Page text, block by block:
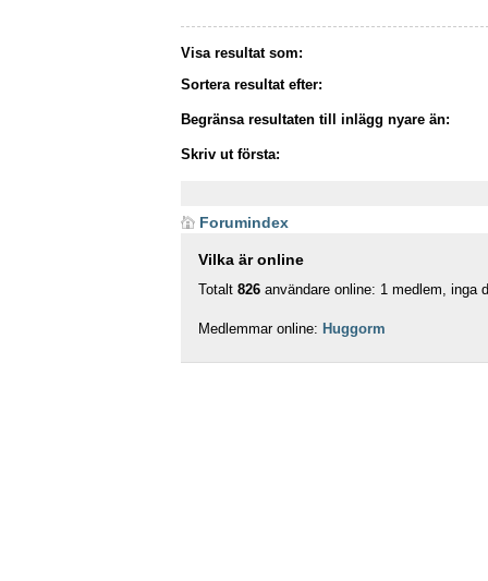
Visa resultat som:
Sortera resultat efter:
Begränsa resultaten till inlägg nyare än:
Skriv ut första:
Forumindex
Vilka är online
Totalt 826 användare online: 1 medlem,
Medlemmar online: Huggorm